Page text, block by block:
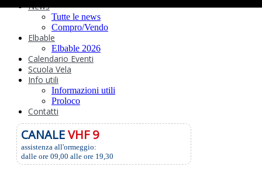
News
Tutte le news
Compro/Vendo
Elbable
Elbable 2026
Calendario Eventi
Scuola Vela
Info utili
Informazioni utili
Proloco
Contatti
CANALEVHF 9
assistenza all'ormeggio:
dalle ore 09,00 alle ore 19,30